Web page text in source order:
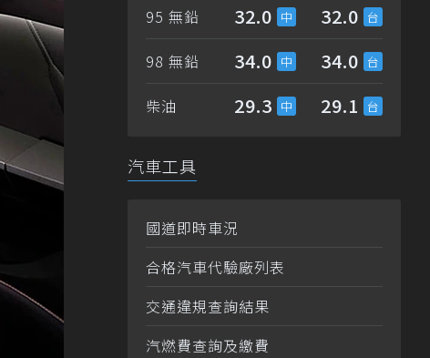
95 無鉛 32.0 32.0
98 無鉛 34.0 34.0
柴油 29.3 29.1
汽車工具
國道即時車況
合格汽車代驗廠列表
交通違規查詢結果
汽燃費查詢及繳費